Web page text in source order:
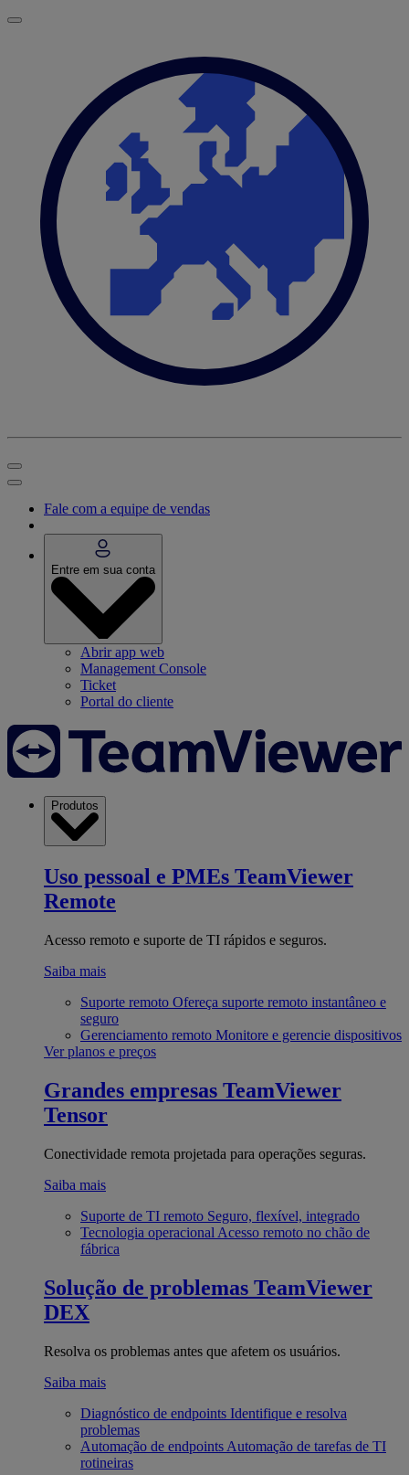
Fale com a equipe de vendas
Entre em sua conta
Abrir app web
Management Console
Ticket
Portal do cliente
Produtos
Uso pessoal e PMEs TeamViewer
Remote
Acesso remoto e suporte de TI rápidos e seguros.
Saiba mais
Suporte remoto Ofereça suporte remoto instantâneo e
seguro
Gerenciamento remoto Monitore e gerencie dispositivos
Ver planos e preços
Grandes empresas TeamViewer
Tensor
Conectividade remota projetada para operações seguras.
Saiba mais
Suporte de TI remoto Seguro, flexível, integrado
Tecnologia operacional Acesso remoto no chão de
fábrica
Solução de problemas TeamViewer
DEX
Resolva os problemas antes que afetem os usuários.
Saiba mais
Diagnóstico de endpoints Identifique e resolva
problemas
Automação de endpoints Automação de tarefas de TI
rotineiras